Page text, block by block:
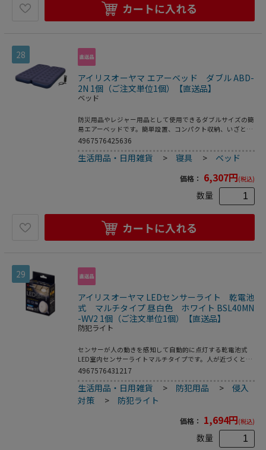
カートに入れる
28
アイリスオーヤマ エアーベッド ダブル ABD-
2N 1個（ご注文単位1個）【直送品】
ベッド
防災用品やレジャー用品として使用できるダブルサイズの簡
易エアーベッドです。簡単設置、コンパクト収納、いざとい
う時すぐ使えます。肌触りがよい表面加工と、厚さ22cmの
ボリュームで固い床でも底付き感を感じずに眠れます。空気
栓が2箇所に分かれており、2人で寝ても振動が伝わにくい
ができます。（押しても引いても空気が入るダブルアクショ
4967576425636
生活用品・日用雑貨 >寝具 > ベッド
価格： 6,307円(税込)
数量
カートに入れる
29
アイリスオーヤマ LEDセンサーライト 乾電池
式 マルチタイプ 昼白色 ホワイト BSL40MN
-WV2 1個（ご注文単位1個）【直送品】
防犯ライト
センサーが人の動きを感知して自動的に点灯する乾電池式
LED室内センサーライトマルチタイプです。人が近づくとふ
わっと光るので納戸・廊下・クローゼット・玄関・物置など
の明かり取りに最適です。乾電池式で電源や配線が不要なの
で、いろいろな場所に簡単に設置できます。2段階の明るさ
切り替えができます（Hi／Lo）。●光源色：昼白色●光
源：0．5W－LED×4個●全光束：ON：約40lm／AUTOHi：
約40lm／AUTOLo：約12lm●感知センサー：赤外線受動式
センサー●明暗センサー：フォトセンサー●点灯保持時間：
ON常時点灯／AUTO約10秒（感知中は常時点灯）●点灯モ
ード：OFF／ON／AUTOLo／AUTOHi●使用電池：単3形ア
4967576431217
生活用品・日用雑貨 > 防犯用品 >侵入
対策
> 防犯ライト
価格： 1,694円(税込)
数量